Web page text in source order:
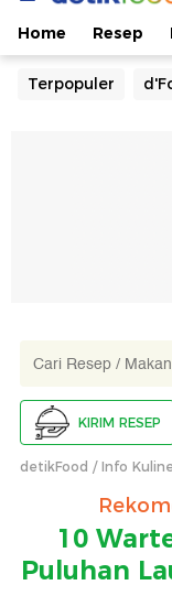
Home Resep
Terpopuler
KIRIM RESEP
detikFood Info
10
Puluhan